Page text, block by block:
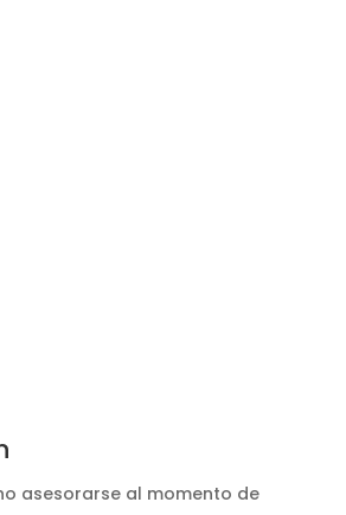
asesorarse al momento de